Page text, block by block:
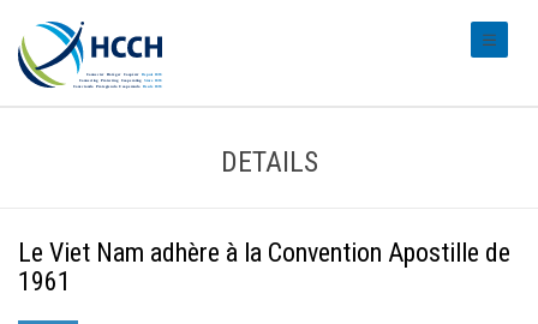
DETAILS
Le Viet Nam adhère à la Convention Apostille de
1961